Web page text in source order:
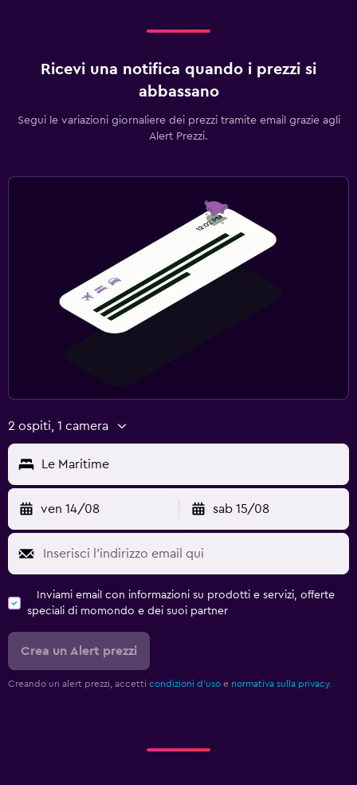
Ricevi una notifica quando i prezzi si
abbassano
Segui le variazioni giornaliere dei prezzi tramite email grazie agli
Alert Prezzi.
2 ospiti, 1 camera
Le Maritime
ven 14/08 sab 15/08
Inviami email con informazioni su prodotti e servizi, offerte
speciali di momondo e dei suoi partner
Crea un Alert prezzi
Creando un alert prezzi, accetti condizioni d'uso e normativa sulla privacy.